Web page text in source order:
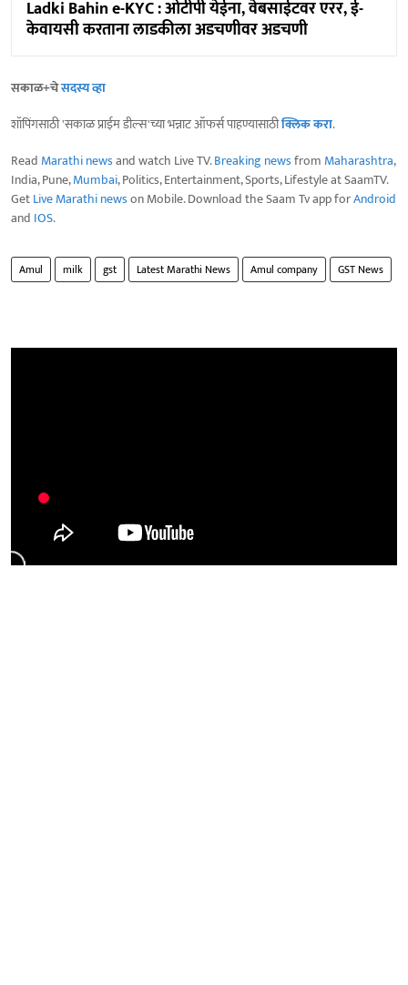
Ladki Bahin e-KYC : ओटीपी येईना, वेबसाईटवर एरर, ई-
केवायसी करताना लाडकीला अडचणीवर अडचणी
सकाळ+चेसदस्य व्हा
शॉपिंगसाठी 'सकाळ प्राईम डील्स'च्या भन्नाट ऑफर्स पाहण्यासाठीक्लिक करा.
Read Marathi newsand watch Live TV.Breaking newsfrom Maharashtra,
India, Pune,Mumbai, Politics, Entertainment, Sports, Lifestyle at SaamTV.
GetLive Marathi newson Mobile. Download the Saam Tv app forAndroid
and IOS.
Amul milk gst Latest Marathi News Amul company GST News